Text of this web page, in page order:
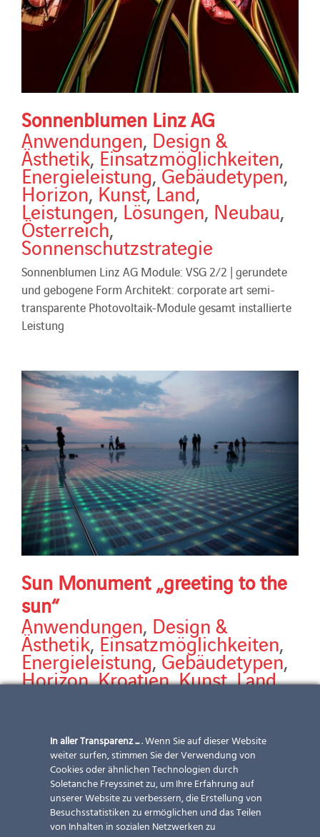
Sonnenblumen Linz AG
Anwendungen, Design &
Ästhetik,Einsatzmöglichkeiten,
Energieleistung,Gebäudetypen,
Horizon,Kunst,Land,
Leistungen,Lösungen, Neubau,
Österreich,
Sonnenschutzstrategie
Sonnenblumen Linz AG Module: VSG 2/2 | gerundete
und gebogene Form Architekt: corporate art semi-
transparente Photovoltaik-Module gesamt installierte
Leistung
Sun Monument „greeting to the
sun“
Anwendungen, Design &
Ästhetik,Einsatzmöglichkeiten,
Energieleistung,Gebäudetypen,
Horizon,Kroatien,Kunst,Land,
Sun Monument "greeting to the sun" Partner: Alu
König Stahl Module: VSG 6/12/12 | 1.102 x 1.102 mm
Architekt: Nicola Basic semi-transparente
Photovoltaik-Module gesamt installierte Leistung
Bilder: © Wille (1,2) © Eckart (3,4) © Marin[...]
In aller Transparenz .... Wenn Sie auf dieser Website
weiter surfen, stimmen Sie der Verwendung von
Cookies oder ähnlichen Technologien durch
Soletanche Freyssinet zu, um Ihre Erfahrung auf
unserer Website zu verbessern, die Erstellung von
Besuchsstatistiken zu ermöglichen und das Teilen
von Inhalten in sozialen Netzwerken zu